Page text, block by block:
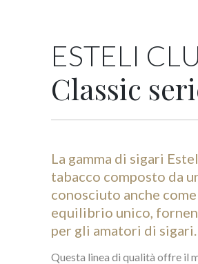
ESTELI
Classic
La gamma di sigari
tabacco composto da
conosciuto anche
equilibrio unico,
per gli amatori di sigari.
Questa linea di qualità offre il